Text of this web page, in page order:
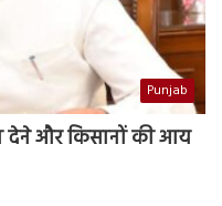
Punjab
देने और किसानों की आय